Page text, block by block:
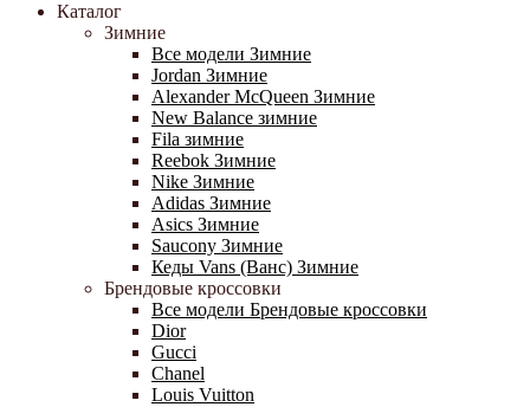
Каталог
Зимние
Все модели Зимние
Jordan Зимние
Alexander McQueen Зимние
New Balance зимние
Fila зимние
Reebok Зимние
Nike Зимние
Adidas Зимние
Asics Зимние
Saucony Зимние
Кеды Vans (Ванс) Зимние
Брендовые кроссовки
Все модели Брендовые кроссовки
Dior
Gucci
Chanel
Louis Vuitton